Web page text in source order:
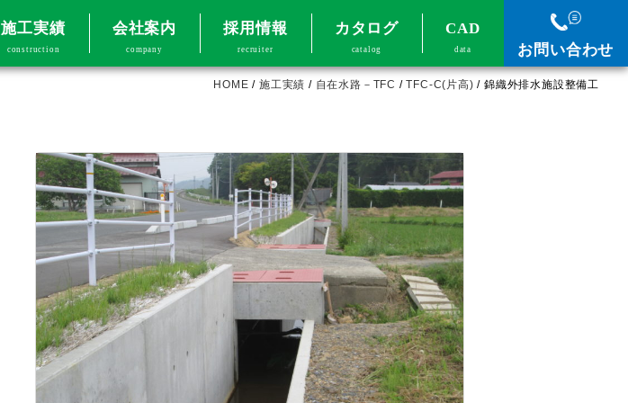
施工実績
construction
会社案内
company
採用情報
recruiter
カタログ
catalog
CAD
data お問い合わせ
HOME / 施工実績 / 自在水路－TFC /TFC-C(片高) / 錦織外排水施設整備工